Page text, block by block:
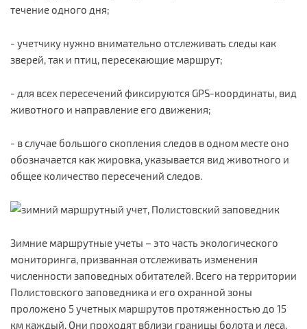
течение одного дня;
- учетчику нужно внимательно отслеживать следы как
зверей, так и птиц, пересекающие маршрут;
- для всех пересечений фиксируются GPS-координаты, вид
животного и направление его движения;
- в случае большого скопления следов в одном месте оно
обозначается как жировка, указывается вид животного и
общее количество пересечений следов.
Зимние маршрутные учеты – это часть экологического
мониторинга, призванная отслеживать изменения
численности заповедных обитателей. Всего на территории
Полистовского заповедника и его охранной зоны
проложено 5 учетных маршрутов протяженностью до 15
км каждый. Они проходят вблизи границы болота и леса,